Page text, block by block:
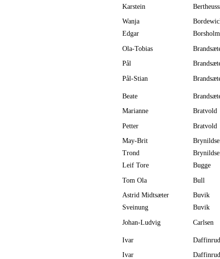
Karstein
Wanja
Edgar
Borsholm
Ola-Tobias
Pål
Pål-Stian
Beate
Marianne
Bratvold
Petter
Bratvold
May-Brit
Trond
Leif Tore
Bugge
Tom Ola
Bull
Astrid Midtsæter
Buvik
Sveinung
Buvik
Johan-Ludvig Carlsen
Ivar
Daffinrud
Ivar
Daffinrud